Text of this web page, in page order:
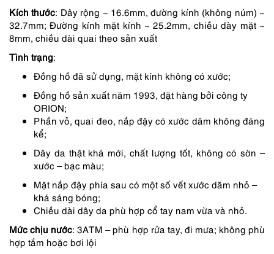
1,485,000 ₫.
Kích thước: Dây rộng ~ 16.6mm, đường kính (không núm) ~
32.7mm; Đường kính mặt kính ~ 25.2mm, chiều dày mặt ~
8mm, chiều dài quai theo sản xuất
Tình trạng:
Đồng hồ đã sử dụng, mặt kính không có xước;
Đồng hồ sản xuất năm 1993, đặt hàng bởi công ty
ORION;
Phần vỏ, quai đeo, nắp đậy có xước dăm không đáng
kể;
Dây da thật khá mới, chất lượng tốt, không có sờn –
xước – bạc màu;
Mặt nắp đậy phía sau có một số vết xước dăm nhỏ –
khá sáng bóng;
Chiều dài dây da phù hợp cổ tay nam vừa và nhỏ.
Mức chịu nước: 3ATM – phù hợp rửa tay, đi mưa; không phù
hợp tắm hoặc bơi lội